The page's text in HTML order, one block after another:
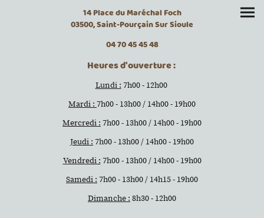
14 Place du Maréchal Foch
03500, Saint-Pourçain Sur Sioule
04 70 45 45 48
Heures d'ouverture :
Lundi : 7h00 - 12h00
Mardi : 7h00 - 13h00 / 14h00 - 19h00
Mercredi : 7h00 - 13h00 / 14h00 - 19h00
Jeudi : 7h00 - 13h00 / 14h00 - 19h00
Vendredi : 7h00 - 13h00 / 14h00 - 19h00
Samedi : 7h00 - 13h00 / 14h15 - 19h00
Dimanche : 8h30 - 12h00